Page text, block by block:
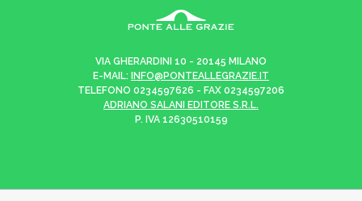
VIA GHERARDINI 10 - 20145 MILANO
E-MAIL: INFO@PONTEALLEGRAZIE.IT
TELEFONO 0234597626 - FAX 0234597206
ADRIANO SALANI EDITORE S.R.L.
P. IVA 12630510159